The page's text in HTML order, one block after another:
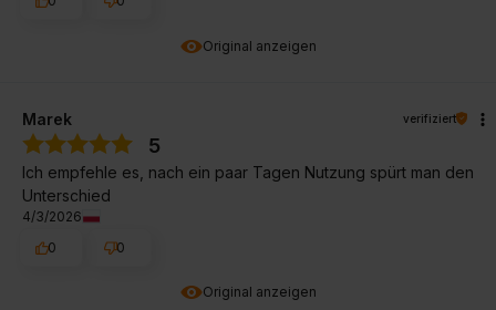
Original anzeigen
Original anzeigen
Marek verifiziert
5
Ich empfehle es, nach ein paar Tagen Nutzung spürt man den
Unterschied
4/3/2026
0
0